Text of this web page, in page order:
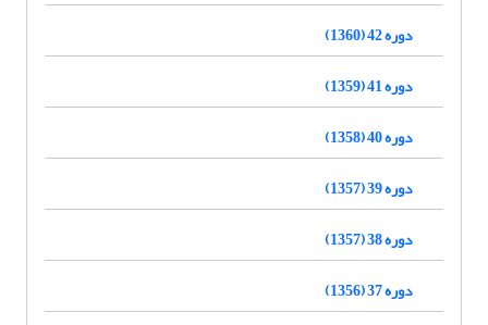
دوره 42 (1360)
دوره 41 (1359)
دوره 40 (1358)
دوره 39 (1357)
دوره 38 (1357)
دوره 37 (1356)